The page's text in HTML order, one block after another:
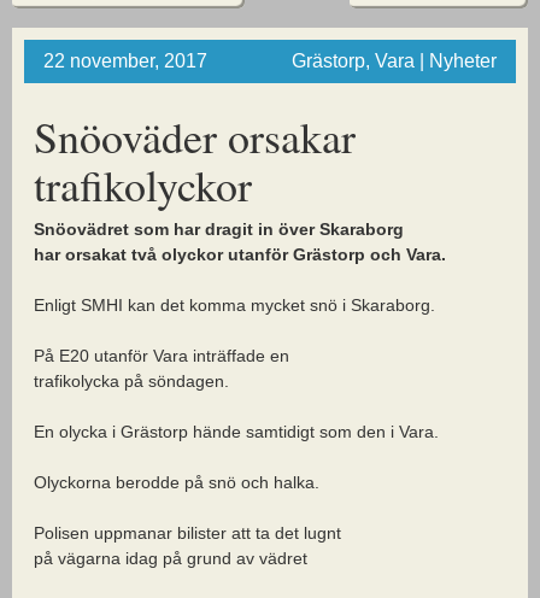
22 november, 2017 Grästorp, Vara | Nyheter
Snöoväder orsakar
trafikolyckor
Snöovädret som har dragit in över Skaraborg
har orsakat två olyckor utanför Grästorp och Vara.
Enligt SMHI kan det komma mycket snö i Skaraborg.
På E20 utanför Vara inträffade en
trafikolycka på söndagen.
En olycka i Grästorp hände samtidigt som den i Vara.
Olyckorna berodde på snö och halka.
Polisen uppmanar bilister att ta det lugnt
på vägarna idag på grund av vädret